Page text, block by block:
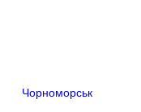
Чорноморськ